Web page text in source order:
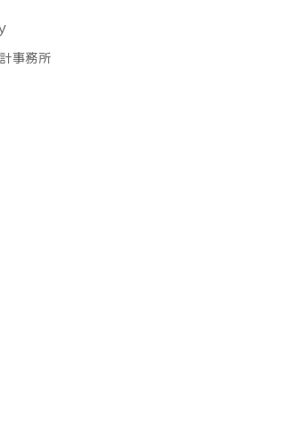
事務所